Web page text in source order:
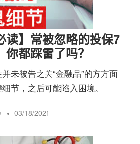
读】常被忽略的投保7
你都踩雷了吗？
未被告之关“金融品”的方方面
节，之后可能陷入困境。
03/18/2021